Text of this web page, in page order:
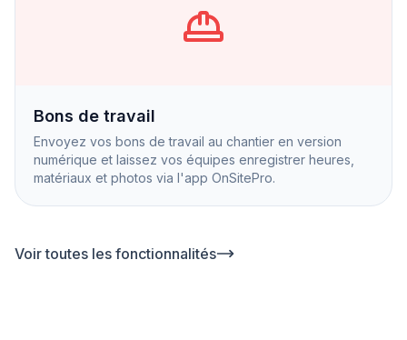
Bons de travail
Envoyez vos bons de travail au chantier en version
numérique et laissez vos équipes enregistrer heures,
matériaux et photos via l'app OnSitePro.
Voir toutes les fonctionnalités